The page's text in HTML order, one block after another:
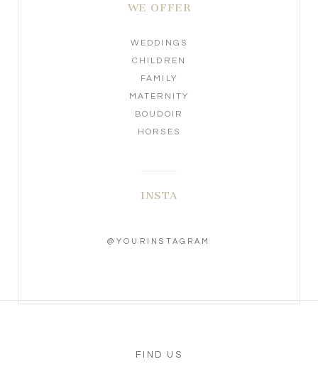
WE OFFER
WEDDINGS
CHILDREN
FAMILY
MATERNITY
BOUDOIR
HORSES
INSTA
@YOURINSTAGRAM
FIND US